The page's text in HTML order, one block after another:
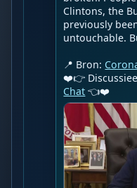
Clintons, the
previously
untouchable.
📍 Bron:
❤️👉
Chat 👈❤️